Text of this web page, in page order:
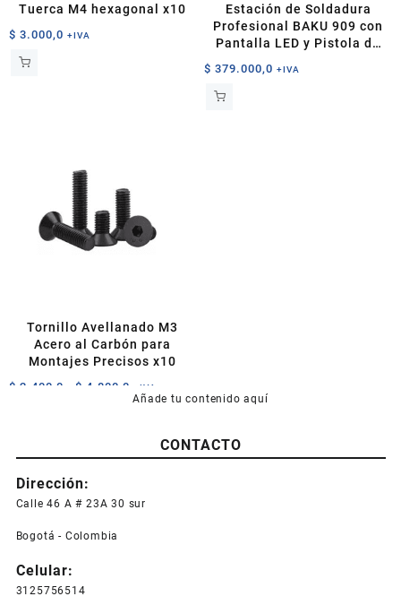
Tuerca M4 hexagonal x10
$ 3.000,0 +IVA
Estación de Soldadura
Profesional BAKU 909 con
Pantalla LED y Pistola de
$ 379.000,0 +IVA
Tornillo Avellanado M3
Acero al Carbón para
Montajes Precisos x10
$ 2.400,0 $ 4.800,0 Rango
de
desde
$ 2.400,0
$ 4.800,0
+IVA
variantes.
Las
se
elegir
en
Añade tu contenido aquí
CONTACTO
Dirección:
Calle 46 A # 23A 30 sur
Bogotá - Colombia
Celular:
3125756514